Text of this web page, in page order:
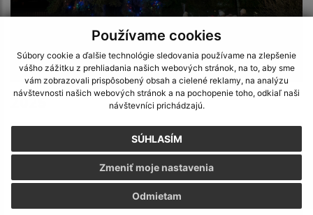
Používame cookies
Súbory cookie a ďalšie technológie sledovania používame na zlepšenie
vášho zážitku z prehliadania našich webových stránok, na to, aby sme
vám zobrazovali prispôsobený obsah a cielené reklamy, na analýzu
návštevnosti našich webových stránok a na pochopenie toho, odkiaľ naši
návštevníci prichádzajú.
SÚHLASÍM
Odmietam
Zmeniť moje nastavenia
Novoročný ohňostroj 2026
2025